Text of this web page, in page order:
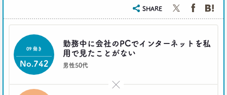
たこ焼きが1位？ 和食が消えた？
好きな料理ランキング大激変
–日経クロストレンド 連載③–
生活総研 主席研究員
SHARE
勤務中に会社のPCでインターネットを私
用で見たことがない
男性50代
09 働き
No.742